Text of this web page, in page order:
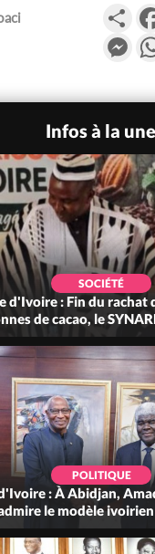
Infos à la une
SOCIÉTÉ
d'Ivoire : Fin du rachat
de cacao, le
POLITIQUE
: À Abidjan,
le modèle